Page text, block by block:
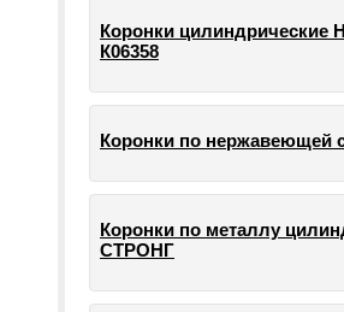
Коронки цилиндрические
К06358
Коронки по нержавеющей
Коронки по металлу
СТРОНГ